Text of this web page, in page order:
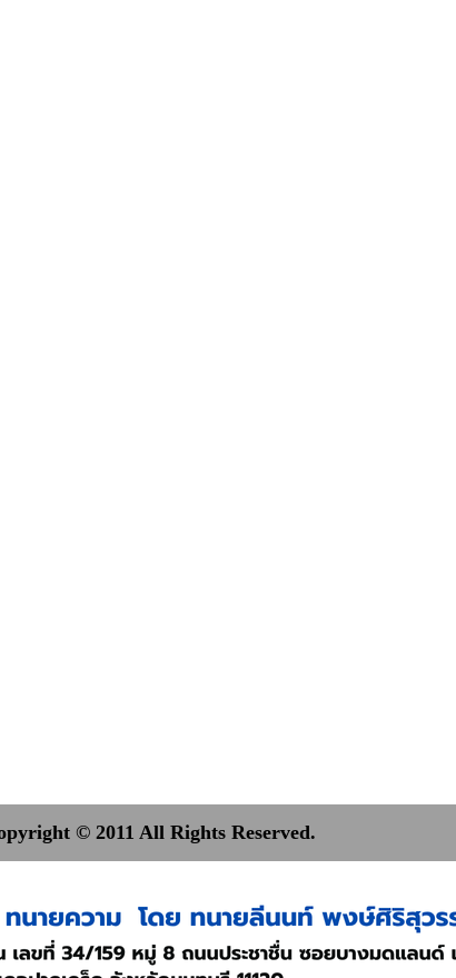
© 2011 All Rights Reserved.